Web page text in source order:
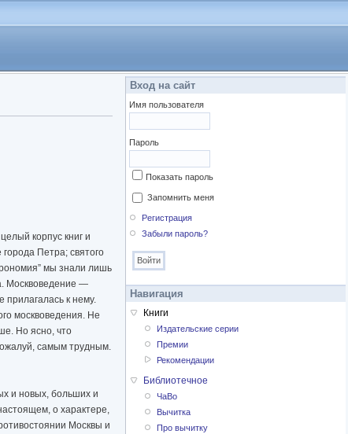
корпус книг и
Петра; святого
мы знали лишь
Москвоведение —
прилагалась к нему.
москвоведения. Не
Но ясно, что
самым трудным.
и новых, больших и
о характере,
Москвы и
Вход на сайт
Имя пользователя
Пароль
Показать пароль
Запомнить меня
Регистрация
Забыли пароль?
Навигация
Книги
Издательские серии
Премии
Рекомендации
Библиотечное
ЧаВо
Вычитка
Про вычитку